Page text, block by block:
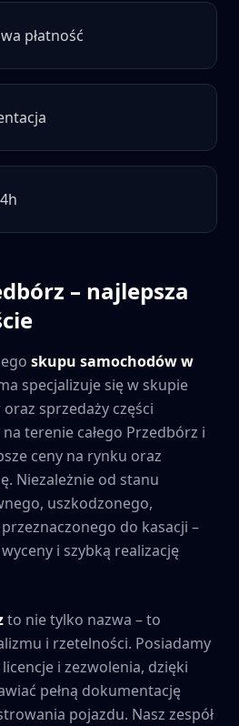
płatność
– najlepsza
skupu samochodów w
specjalizuje się w skupie
sprzedaży części
terenie całego Przedbórz i
ceny na rynku oraz
Niezależnie od stanu
uszkodzonego,
do kasacji –
i szybką realizację
to nie tylko nazwa – to
i rzetelności. Posiadamy
i zezwolenia, dzięki
pełną dokumentację
pojazdu. Nasz zespół